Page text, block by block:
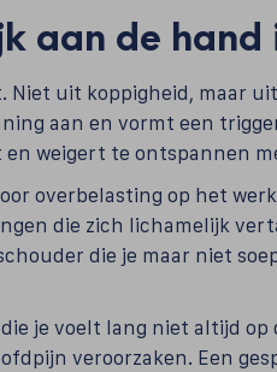
aan de hand
Niet uit koppigheid, maar
aan en vormt een
weigert te ontspannen
overbelasting op het
die zich lichamelijk
die je maar niet
je voelt lang niet altijd op
veroorzaken. Een